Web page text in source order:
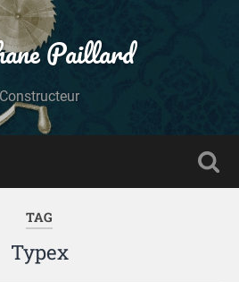
Paillard
Constructeur
TAG
Typex